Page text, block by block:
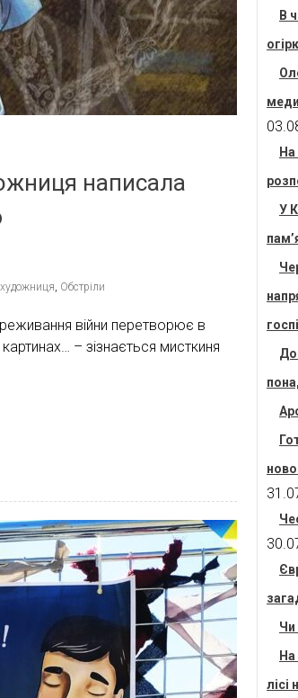
написала
Обстріли
війни перетворює в
– зізнається мисткиня
В
На
У
Чи
лісі